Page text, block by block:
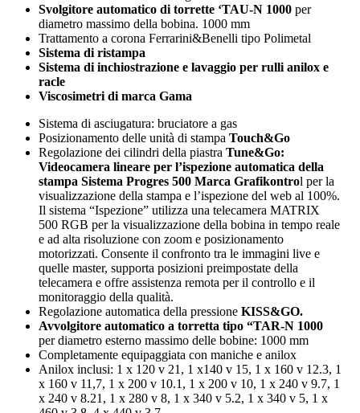
Svolgitore automatico di torrette ‘TAU-N 1000 per
diametro massimo della bobina. 1000 mm
Trattamento a corona Ferrarini&Benelli tipo Polimetal
Sistema di ristampa
Sistema di inchiostrazione e lavaggio per rulli anilox e
racle
Viscosimetri di marca Gama
Sistema di asciugatura: bruciatore a gas
Posizionamento delle unità di stampa Touch&Go
Regolazione dei cilindri della piastra Tune&Go:
Videocamera lineare per l’ispezione automatica della
stampa Sistema Progres 500 Marca Grafikontrol per la
visualizzazione della stampa e l’ispezione del web al 100%.
Il sistema “Ispezione” utilizza una telecamera MATRIX
500 RGB per la visualizzazione della bobina in tempo reale
e ad alta risoluzione con zoom e posizionamento
motorizzati. Consente il confronto tra le immagini live e
quelle master, supporta posizioni preimpostate della
telecamera e offre assistenza remota per il controllo e il
monitoraggio della qualità.
Regolazione automatica della pressione KISS&GO.
Avvolgitore automatico a torretta tipo “TAR-N 1000
per diametro esterno massimo delle bobine: 1000 mm
Completamente equipaggiata con maniche e anilox
Anilox inclusi: 1 x 120 v 21, 1 x140 v 15, 1 x 160 v 12.3, 1
x 160 v 11,7, 1 x 200 v 10.1, 1 x 200 v 10, 1 x 240 v 9.7, 1
x 240 v 8.21, 1 x 280 v 8, 1 x 340 v 5.2, 1 x 340 v 5, 1 x